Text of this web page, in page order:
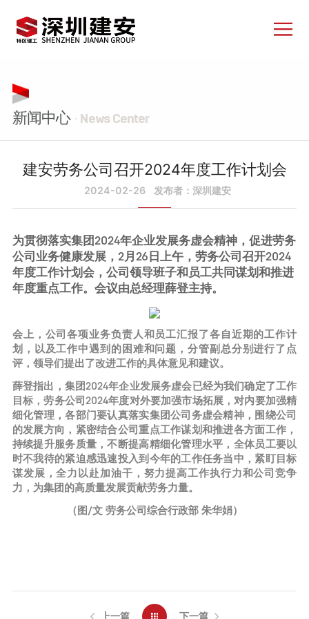
新闻中心 · News Center
建安劳务公司召开2024年度工作计划会
2024-02-26 发布者：深圳建安
为贯彻落实集团2024年企业发展务虚会精神，促进劳务
公司业务健康发展，2月26日上午，劳务公司召开2024
年度工作计划会，公司领导班子和员工共同谋划和推进
年度重点工作。会议由总经理薛登主持。
会上，公司各项业务负责人和员工汇报了各自近期的工作计
划，以及工作中遇到的困难和问题，分管副总分别进行了点
评，领导们提出了改进工作的具体意见和建议。
薛登指出，集团2024年企业发展务虚会已经为我们确定了工作
目标，劳务公司2024年度对外要加强市场拓展，对内要加强精
细化管理，各部门要认真落实集团公司务虚会精神，围绕公司
的发展方向，紧密结合公司重点工作谋划和推进各方面工作，
持续提升服务质量，不断提高精细化管理水平，全体员工要以
时不我待的紧迫感迅速投入到今年的工作任务当中，紧盯目标
谋发展，全力以赴加油干，努力提高工作执行力和公司竞争
力，为集团的高质量发展贡献劳务力量。
（图/文 劳务公司综合行政部 朱华娟）
上一篇 下一篇